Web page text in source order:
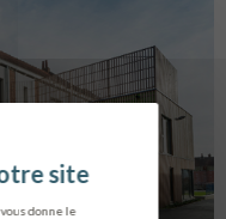
donne le